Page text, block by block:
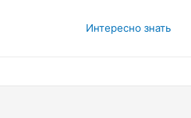
Интересно знать